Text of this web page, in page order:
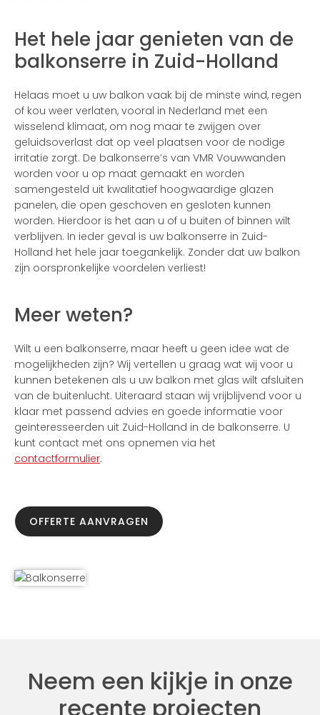
Het hele jaar genieten van de
balkonserre in Zuid-Holland
Helaas moet u uw balkon vaak bij de minste wind, regen
of kou weer verlaten, vooral in Nederland met een
wisselend klimaat, om nog maar te zwijgen over
geluidsoverlast dat op veel plaatsen voor de nodige
irritatie zorgt. De balkonserre’s van VMR Vouwwanden
worden voor u op maat gemaakt en worden
samengesteld uit kwalitatief hoogwaardige glazen
panelen, die open geschoven en gesloten kunnen
worden. Hierdoor is het aan u of u buiten of binnen wilt
verblijven. In ieder geval is uw balkonserre in Zuid-
Holland het hele jaar toegankelijk. Zonder dat uw balkon
zijn oorspronkelijke voordelen verliest!
Meer weten?
Wilt u een balkonserre, maar heeft u geen idee wat de
mogelijkheden zijn? Wij vertellen u graag wat wij voor u
kunnen betekenen als u uw balkon met glas wilt afsluiten
van de buitenlucht. Uiteraard staan wij vrijblijvend voor u
klaar met passend advies en goede informatie voor
geïnteresseerden uit Zuid-Holland in de balkonserre. U
kunt contact met ons opnemen via het
contactformulier.
OFFERTE AANVRAGEN
Neem een kijkje in onze
recente projecten